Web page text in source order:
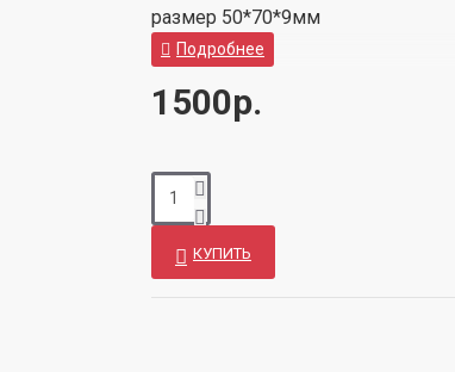
размер 50*70*9мм
1500р.
КУПИТЬ